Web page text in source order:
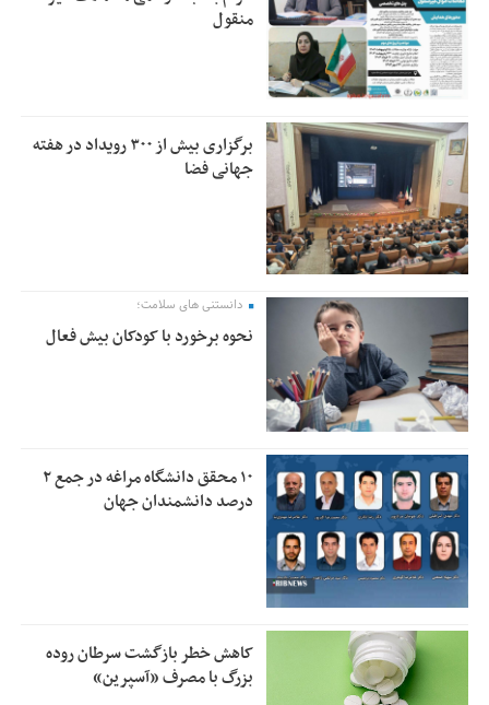
منقول
برگزاری بیش از ۳۰۰ رویداد در هفته
جهانی فضا
دانستنی های سلامت؛
نحوه برخورد با کودکان بیش فعال
۱۰ محقق دانشگاه مراغه در جمع ۲
درصد دانشمندان جهان
کاهش خطر بازگشت سرطان روده
بزرگ با مصرف «آسپرین»